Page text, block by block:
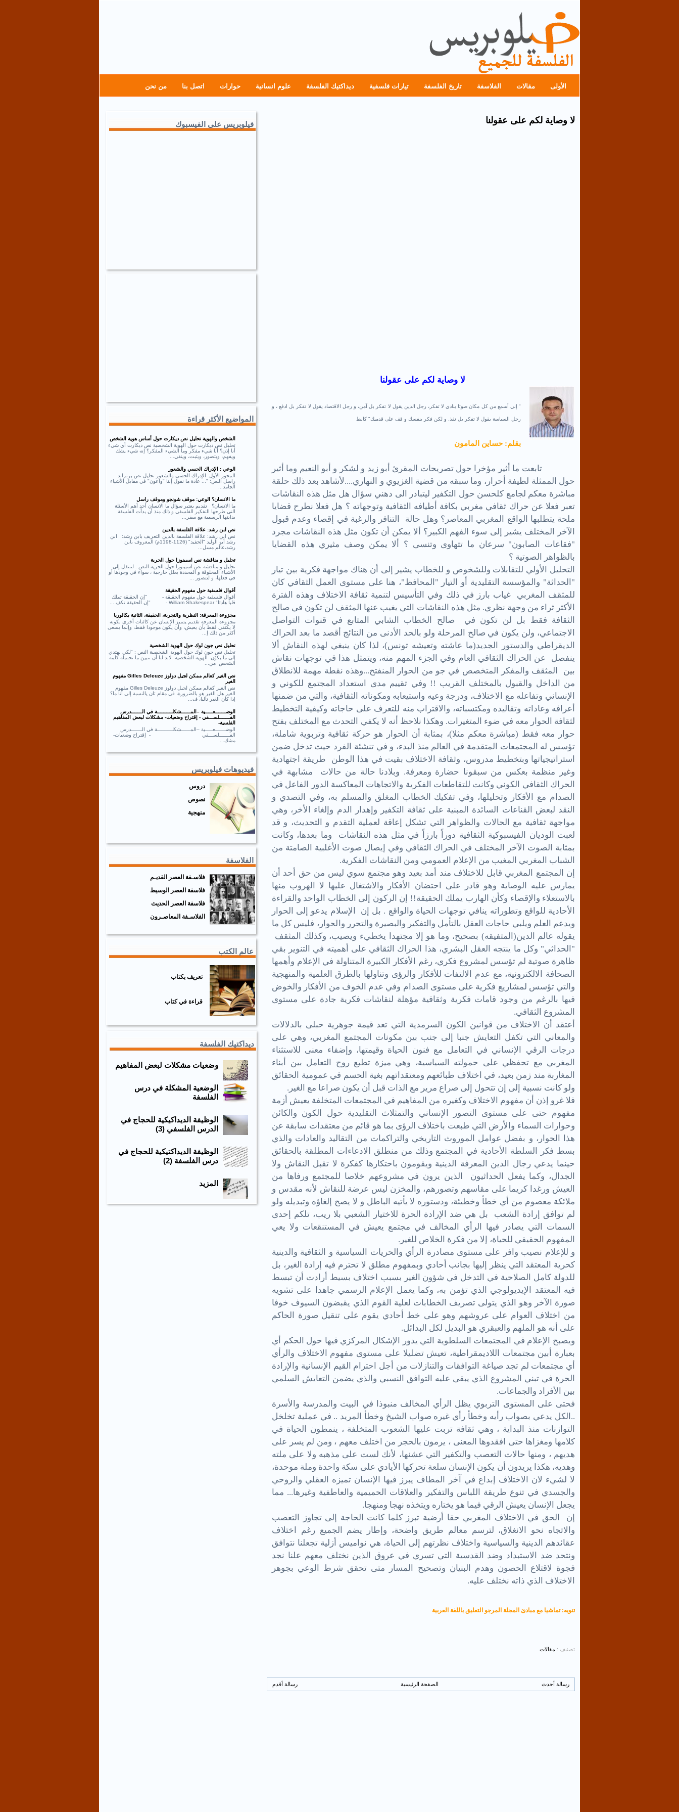
الأولى مقالات الفلاسفة تاريخ الفلسفة تيارات فلسفية ديداكتيك الفلسفة علوم انسانية حوارات اتصل بنا من نحن
لا وصاية لكم على عقولنا
لا وصاية لكم على عقولنا
" إني أسمع من كل مكان صوتا ينادي لا تفكر،رجل الدين يقول لا تفكر بل آمن، و رجل الاقتصاد يقول لا تفكر بل ادفع ، و
رجل السياسة يقول لا تفكر بل نفذ. و لكن فكر بنفسك و قف على قدميك" كانط
بقلم: حساين المامون
تابعت ما أثير مؤخرا حول تصريحات المقرئ أبو زيد و لشكر و أبو النعيم وما أثير
حول الممثلة لطيفة أحرار، وما سبقه من قضية الغزيوي و النهاري....لأشاهد بعد ذلك حلقة
مباشرة معكم لجامع كلحسن حول التكفير ليتبادر الى دهني سؤال هل مثل هذه النقاشات
تعبر فعلا عن حراك ثقافي مغربي بكافة أطيافه الثقافية وتوجهاته ؟ هل فعلا نطرح قضايا
ملحة يتطلبها الواقع المغربي المعاصر؟ وهل حالة التنافر والرغبة في إقصاء وعدم قبول
الآخر المختلف يشير إلى سوء الفهم الكبير؟ ألا يمكن أن تكون مثل هذه النقاشات مجرد
"فقاعات الصابون" سرعان ما تتهاوى وتنسى ؟ ألا يمكن وصف مثيري هذه القضايا
بالظواهر الصوتية ؟
التحليل الأولي للتقابلات وللشخوص و للخطاب يشير إلى أن هناك مواجهة فكرية بين تيار
"الحداثة" والمؤسسة التقليدية أو التيار "المحافظ"، هنا على مستوى العمل الثقافي كان
للمثقف المغربي غياب بارز في ذلك وفي التأسيس لتنمية ثقافة الاختلاف وهذه الفترة
الأكثر ثراء من وجهة نظري. مثل هذه النقاشات التي يغيب عنها المثقف لن تكون في صالح
الثقافة فقط بل لن تكون في صالح الخطاب الشابي المتابع في قنوات التواصل
الاجتماعي، ولن يكون في صالح المرحلة ولو بالحد الأدنى من النتائج أقصد ما بعد الحراك
الديقراطي والدستور الجديد(ما عاشته وتعيشه تونس)، لذا كان ينبغي لهذه النقاش ألا
ينفصل عن الحراك الثقافي العام وفي الجزء المهم منه، ويتمثل هذا في توجهات نقاش
بين المثقف والمفكر المتخصص في جو من الحوار المنفتح...وهذه نقطة مهمة للانطلاق
من الداخل والقبول بالمختلف القريب !! وفي تقييم مدى استعداد المجتمع للكوني و
الإنساني وتفاعله مع الاختلاف، ودرجة وعيه واستيعابه ومكوناته الثقافية، والتي من ضمنها
أعرافه وعاداته وتقاليده ومكتسباته، والاقتراب منه للتعرف على حاجاته وكيفية التخطيط
لثقافة الحوار معه في ضوء المتغيرات. وهكذا نلاحظ أنه لا يكفي التحدث مع المختلف بفتح
حوار معه فقط (مباشرة معكم مثلا)، بمثابة أن الحوار هو حركة ثقافية وتربوية شاملة،
تؤسس له المجتمعات المتقدمة في العالم منذ البدء، و في تنشئة الفرد حيث تدخل ضمن
استراتيجياتها وبتخطيط مدروس، وثقافة الاختلاف بقيت في هذا الوطن طريقة اجتهادية
وغير منظمة بعكس من سبقونا حضارة ومعرفة. وبلادنا حالة من حالات مشابهة في
الحراك الثقافي الكوني وكانت للتقاطعات الفكرية والاتجاهات المعاكسة الدور الفاعل في
الصدام مع الأفكار وتحليلها، وفي تفكيك الخطاب المغلق والمسلم به، وفي التصدي و
النقد لبعض القناعات السائدة المبنية على ثقافة التكفير وإهدار الدم وإلغاء الأخر، وهي
مواجهة ثقافية مع الحالات والظواهر التي تشكل إعاقة لعملية التقدم و التحديث، و قد
لعبت الوديان الفيسبوكية الثقافية دوراً بارزاً في مثل هذه النقاشات وما بعدها، وكانت
بمثابة الصوت الآخر المختلف في الحراك الثقافي وفي إيصال صوت الأغلبية الصامتة من
الشباب المغربي المغيب من الإعلام العمومي ومن النقاشات الفكرية.
إن المجتمع المغربي قابل للاختلاف مند أمد بعيد وهو مجتمع سوي ليس من حق أحد أن
يمارس عليه الوصاية وهو قادر على احتضان الأفكار والاشتغال عليها لا الهروب منها
بالاستعلاء والإقصاء وكأن الهارب يملك الحقيقة!! إن الركون إلى الخطاب الواحد والقراءة
الأحادية للواقع وتطوراته ينافي توجهات الحياة والواقع . بل إن الإسلام يدعو إلى الحوار
ويدعم العلم ويلبي حاجات العقل بالتأمل والتفكير والبصيرة والتحرر والحوار، فليس كل ما
يقوله عالم الدين(المتفيقه) بصحيح، وما هو إلا مجتهدا يخطيء ويصيب، وكذلك المثقف
"الحداثي" وكل ما ينتجه العقل البشري، هذا الحراك الثقافي على أهميته في التنوير بقي
ظاهرة صوتية لم تؤسس لمشروع فكري، رغم الأفكار الكبيرة المتناولة في الإعلام وأهمها
الصحافة الالكترونية، مع عدم الالتفات للأفكار والرؤى وتناولها بالطرق العلمية والمنهجية
والتي تؤسس لمشاريع فكرية على مستوى الصدام وفي عدم الخوف من الأفكار والخوض
فيها بالرغم من وجود قامات فكرية وثقافية مؤهلة لنقاشات فكرية جادة على مستوى
المشروع الثقافي.
أعتقد أن الاختلاف من قوانين الكون السرمدية التي تعد قيمة جوهرية حبلى بالدلالات
والمعاني التي تكفل التعايش جنبا إلى جنب بين مكونات المجتمع المغربي، وهي على
درجات الرقي الإنساني في التعامل مع فنون الحياة وقيمتها، وإضفاء معنى للاستثناء
المغربي مع تحفظي على حمولته السياسية، وهي ميزة تطبع روح التعامل بين أبناء
المغاربة مند زمن بعيد، في اختلاف طبائعهم ومعتقداتهم بغية الحسم في عمومية الحقائق
ولو كانت نسبية إلى إن تتحول إلى صراع مرير مع الذات قبل أن يكون صراعا مع الغير .
فلا غرو إذن أن مفهوم الاختلاف وكغيره من المفاهيم في المجتمعات المتخلفة يعيش أزمة
مفهوم حتى على مستوى التصور الإنساني والتمثلاث التقليدية حول الكون والكائن
وحوارات السماء والأرض التي طبعت باختلاف الرؤى بما هو قائم من معتقدات سابقة عن
هذا الحوار، و بفضل عوامل الموروث التاريخي والتراكمات من التقاليد والعادات والذي
بسط فكر السلطة الأحادية في المجتمع وذلك من منطلق الادعاءات المطلقة بالحقائق
حينما يدعي رجال الدين المعرفة الدينية ويقومون باحتكارها كفكرة لا تقبل النقاش ولا
الجدال، وكما يفعل الحداثيون الذين يرون في مشروعهم خلاصا للمجتمع ورفاها من
العيش ورغدا كريما على مقاسهم وتصورهم، والمخزن ليس عرضة للنقاش لأنه مقدس و
ملائكة معصوم من أي خطأ وخطيئة، ودستوره لا يأتيه الباطل و لا يصح إلغاؤه وتبديله ولو
لم توافق إرادة الشعب بل هي ضد الإرادة الحرة للاختيار الشعبي بلا ريب، تلكم إحدى
السمات التي يصادر فيها الرأي المخالف في مجتمع يعيش في المستنقعات ولا يعي
المفهوم الحقيقي للحياة، إلا من فكرة الخلاص للغير .
و للإعلام نصيب وافر على مستوى مصادرة الرأي والحريات السياسية و الثقافية والدينية
كحرية المعتقد التي ينظر إليها بجانب أحادي وبمفهوم مطلق لا تحترم فيه إرادة الغير، بل
للدولة كامل الصلاحية في التدخل في شؤون الغير بسبب اختلاف بسيط أرادت أن تبسط
فيه المعتقد الإيديولوجي الذي تؤمن به، وكما يعمل الإعلام الرسمي جاهدا على تشويه
صورة الآخر وهو الذي يتولى تصريف الخطابات لعلية القوم الذي يقبضون السيوف خوفا
من اختلاف العوام على عروشهم وهو على خط أحادي يقوم على تنقيل صورة الحاكم
على أنه هو الملهم والعبقري هو البديل لكل البدائل.
ويصبح الإعلام في المجتمعات السلطوية التي يدور الإشكال المركزي فيها حول الحكم أي
بعبارة أبين مجتمعات اللاديمقراطية، تعيش تضليلا على مستوى مفهوم الاختلاف والرأي
أي مجتمعات لم تجد صياغة التوافقات والتنازلات من أجل احترام القيم الإنسانية والإرادة
الحرة في تبني المشروع الذي يبقى عليه التوافق النسبي والذي يضمن التعايش السلمي
بين الأفراد والجماعات.
فحتى على المستوى التربوي يظل الرأي المخالف منبوذا في البيت والمدرسة والأسرة
..الكل يدعي بصواب رأيه وخطأ رأي غيره صواب الشيخ وخطأ المريد .. في عملية تخلخل
التوازنات منذ البداية ، وهي ثقافة تربت عليها الشعوب المتخلفة ، ينمطون الحياة في
كلامها ومغزاها حتى افقدوها المعنى ، يرمون بالحجر من اختلف معهم ، ومن لم يسر على
هديهم ، ومنها حالات التعصب والتكفير التي عشنها، لأنك لست على مذهبه ولا على ملته
وهديه، هكذا يريدون أن يكون الإنسان سلعة تحركها الأيادي على سكة واحدة وملة موحدة،
لا لشيء لان الاختلاف إبداع في آخر المطاف يبرز فيها الإنسان تميزه العقلي والروحي
والجسدي في تنوع طريقة اللباس والتفكير والعلاقات الحميمية والعاطفية وغيرها... مما
يجعل الإنسان يعيش الرقي فيما هو يختاره ويتخذه نهجا ومنهجا.
إن الحق في الاختلاف المغربي حقا أرضية تبرز كلما كانت الحاجة إلى تجاوز التعصب
والاتجاه نحو الانغلاق، لترسم معالم طريق واضحة، وإطار يضم الجميع رغم اختلاف
عقائدهم الدينية والسياسية واختلاف نظرتهم إلى الحياة، هي نواميس أزلية تجعلنا نتوافق
ونتحد ضد الاستبداد وضد القدسية التي تسري في عروق الذين نختلف معهم علنا نجد
فجوة لاقتلاع الحصون وهدم البنيان وتصحيح المسار متى تحقق شرط الوعي بجوهر
الاختلاف الذي ذاته نختلف عليه.
تنويه: تماشيا مع مبادئ المجلة المرجو التعليق باللغة العربية
تصنيف : مقالات
رسالة أحدث رسالة أقدم الصفحة الرئيسية
فيلوبريس على الفيسبوك
المواضيع الأكثر قراءة
الشخص والهوية تحليل نص ديكارت حول أساس هوية الشخص
تحليل نص ديكارت حول الهوية الشخصية نص ديكارت أي شيء
أنا إذن؟ أنا شيء مفكر وما الشيء المفكر؟ إنه شيء يشك
ويفهم، ويتصور، ويثبت، وينفي...
الوعي : الإدراك الحسي والشعور
المحور الأول: الإدراك الحسي والشعور تحليل نص برتراند
راسل النص: "... عادة ما نقول إننا "واعون" في مقابل الأشياء
الجامد...
ما الانسان؟ الوعي: موقف شونجو وموقف راسل
ما الانسان؟ تقديم يعتبر سؤال ما الانسان أحد أهم الأسئلة
التي طرحها التفكير الفلسفي و ذلك منذ أن بدأت الفلسفة
بدايتها الرسمية مع سقر...
نص ابن رشد: علاقة الفلسفة بالدين
نص ابن رشد: علاقة الفلسفة بالدين التعريف بابن رشد: ابن
رشد أبو الوليد "الحفيد" (1126-1198م) المعروف بابن
رشد،عالم مسل...
تحليل و مناقشة نص اسبينوزا حول الحرية
تحليل و مناقشة نص اسبينوزا حول الحرية النص : لننتقل إلى
الأشياء المخلوقة و المحددة بعلل خارجية ، سواء في وجودها أو
في فعلها، و لنتصور ...
أقوال فلسفية حول مفهوم الحقيقة
أقوال فلسفية حول مفهوم الحقيقة - "إن الحقيقة تملك
قلبا هادئا" William Shakespear - "إن الحقيقة تكف ...
مجزوءة المعرفة: النظرية والتجربة، الحقيقة، الثانية بكالوريا
مجزوءة المعرفة تقديم يتميز الإنسان عن كائنات أخرى بكونه
لا يكتفي فقط بأن يعيش، وأن يكون موجودا فقط، وإنما يسعى
أكثر من ذلك إ...
تحليل نص جون لوك حول الهوية الشخصية
تحليل نص جون لوك حول الهوية الشخصية النص : "لكي نهتدي
إلى ما يكوّن الهوية الشخصية لابد لنا أن نتبين ما تحتمله كلمة
الشخص من...
نص الغير كعالم ممكن لجيل دولوز Gilles Deleuze مفهوم
الغير
نص الغير كعالم ممكن لجيل دولوز Gilles Deleuze مفهوم
الغير هل الغير هو بالضرورة، في مقام ثان يالنسبة إلى أنا ما؟
إذا كان الغير تاليا، ف...
الوضـــــــعـــــية –المــــــشكلــــــــــة في الـــــــدرس
الفـــــــلســـفي - إقتراح وضعيات- مشكلات لبعض المفاهيم
الفلسية-
الوضـــــــعـــــية –المــــــشكلــــــــــة في الـــــــدرس
الفـــــــلســـفي - إقتراح وضعيات-
مشك...
فيديوهات فيلوبريس
دروس
نصوص
منهجية
الفلاسفة
فلاسـفة العصر القديـم
فلاسفة العصر الوسيط
فلاسفة العصر الحديث
الفلاسـفة المعاصـرون
عالم الكتب
تعريف بكتاب
قراءة في كتاب
ديداكتيك الفلسفة
وضعيات مشكلات لبعض المفاهيم
الوضعية المشكلة في درس
الفلسفة
الوظيفة الديداكيكية للحجاج في
الدرس الفلسفي (3)
الوظيفة الديداكتيكية للحجاج في
درس الفلسفة (2)
المزيد